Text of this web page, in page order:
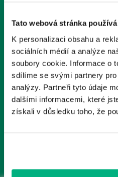
Tato webová stránka
K personalizaci obsahu a
sociálních médií a analýze
soubory cookie. Informace o
sdílíme se svými partnery
analýzy. Partneři tyto údaje
dalšími informacemi, které
získali v důsledku toho, že
Odebírá už
Články,
odborníkům v České
veřejnosti.
Odborníkem je dle § 2a
reklamy, v platném znění,
nebo vydávat léčivé přípravky
prostředky. Pokud osoba,
na tyto webové stránky,
Kliknutím na tlačítko „Jsem
definicí pojmu „odborník“;